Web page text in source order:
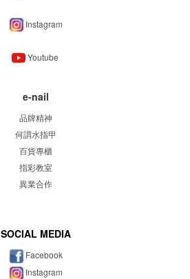
Instagram
Youtube
e-nail
品牌精神
何謂水指甲
百貨專櫃
指彩教室
異業合作
SOCIAL MEDIA
Facebook
Instagram